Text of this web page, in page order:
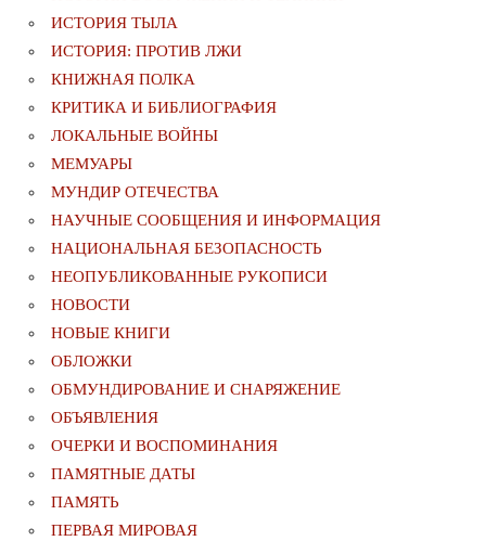
ИСТОРИЯ ТЫЛА
ИСТОРИЯ: ПРОТИВ ЛЖИ
КНИЖНАЯ ПОЛКА
КРИТИКА И БИБЛИОГРАФИЯ
ЛОКАЛЬНЫЕ ВОЙНЫ
МЕМУАРЫ
МУНДИР ОТЕЧЕСТВА
НАУЧНЫЕ СООБЩЕНИЯ И ИНФОРМАЦИЯ
НАЦИОНАЛЬНАЯ БЕЗОПАСНОСТЬ
НЕОПУБЛИКОВАННЫЕ РУКОПИСИ
НОВОСТИ
НОВЫЕ КНИГИ
ОБЛОЖКИ
ОБМУНДИРОВАНИЕ И СНАРЯЖЕНИЕ
ОБЪЯВЛЕНИЯ
ОЧЕРКИ И ВОСПОМИНАНИЯ
ПАМЯТНЫЕ ДАТЫ
ПАМЯТЬ
ПЕРВАЯ МИРОВАЯ